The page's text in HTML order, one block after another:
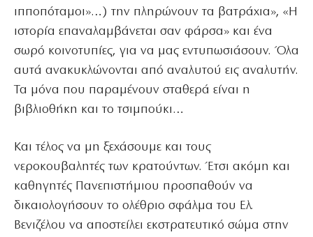
ιπποπόταμοι»…) την πληρώνουν τα βατράχια», «Η
ιστορία επαναλαμβάνεται σαν φάρσα» και ένα
σωρό κοινοτυπίες, για να μας εντυπωσιάσουν. Όλα
αυτά ανακυκλώνονται από αναλυτού εις αναλυτήν.
Τα μόνα που παραμένουν σταθερά είναι η
βιβλιοθήκη και το τσιμπούκι…
Και τέλος να μη ξεχάσουμε και τους
νεροκουβαλητές των κρατούντων. Έτσι ακόμη και
καθηγητές Πανεπιστήμιου προσπαθούν να
δικαιολογήσουν το ολέθριο σφάλμα του Ελ.
Βενιζέλου να αποστείλει εκστρατευτικό σώμα στην